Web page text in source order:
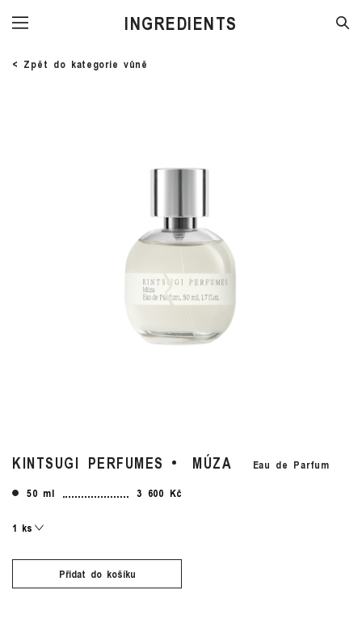
STORE
< Zpět do kategorie vůně
KINTSUGI PERFUMES MÚZA
Eau de Parfum
50 ml
3 600 Kč
Přidat do košíku